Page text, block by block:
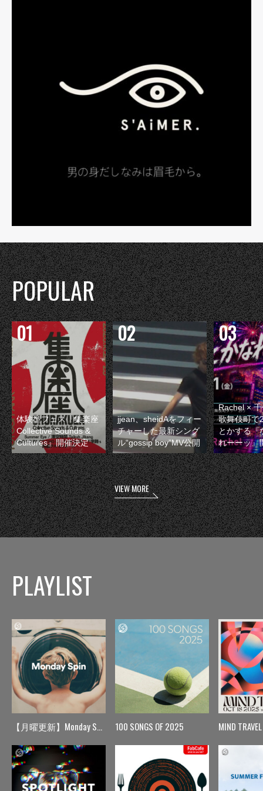
POPULAR
体験型フェス『集楽座
Collective Sounds &
Cultures』開催決定
jjean、sheidAをフィー
チャーした最新シング
ル“gossip boy”MV公開
Rachel ×
歌舞伎町で
とかする『
れーーッ』
VIEW MORE
PLAYLIST
【月曜更新】Monday Spin 100 SONGS OF 2025 MIND TRAVEL